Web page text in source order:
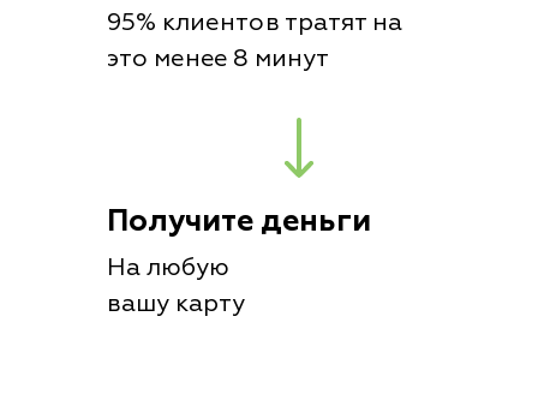
95% клиентов тратят на
это менее 8 минут
Получите деньги
На любую
вашу карту